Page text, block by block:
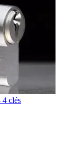
clés